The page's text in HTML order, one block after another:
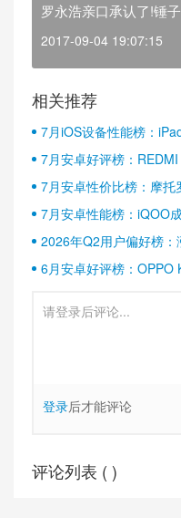
罗永浩亲口承认了!锤
2017-09-04 19:07:15
相关推荐
7月iOS设备性能榜：
7月安卓好评榜：
半壁江山
7月安卓性价比榜：摩
7月安卓性能榜：iQOO
2026年Q2用户偏好榜
6月安卓好评榜：OPPO
登录后才能评论
评论列表 ( )